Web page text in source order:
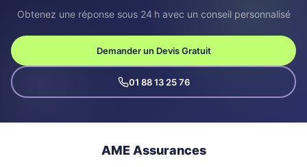
Obtenez une réponse sous 24 h avec un conseil personnalisé
Demander un Devis Gratuit
01 88 13 25 76
AME Assurances